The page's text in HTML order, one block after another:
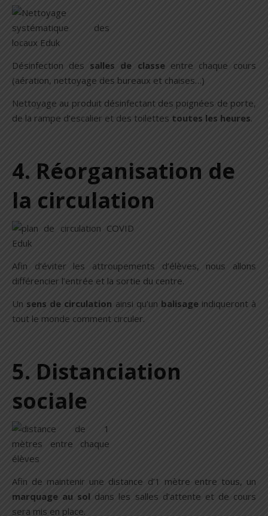
Désinfection des salles de classeentre chaque cours
(aération, nettoyage des bureaux et chaises…)
Nettoyage au produit désinfectant des poignées de porte,
de la rampe d’escalier et des toilettes toutes les heures.
4. Réorganisation de
la circulation
Afin d’éviter les attroupements d’élèves, nous allons
différencier l’entrée et la sortie du centre.
Un sens de circulation ainsi qu’un balisageindiqueront à
tout le monde comment circuler.
5. Distanciation
sociale
Afin de maintenir une distance d’1 mètre entre tous, un
marquage au sol dans les salles d’attente et de cours
sera mis en place.